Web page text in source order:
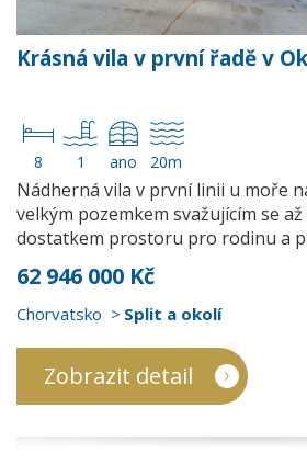
Krásná vila v první řadě v
8 1 ano 20m
Nádherná vila v první linii u moře
velkým pozemkem svažujícím se
dostatkem prostoru pro rodinu a
62 946 000 Kč
Chorvatsko Split a okolí
Zobrazit detail